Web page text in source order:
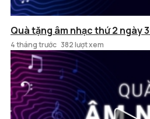
Quà tặng âm nhạc thứ 2 ngày
4 tháng trước 382 lượt xem